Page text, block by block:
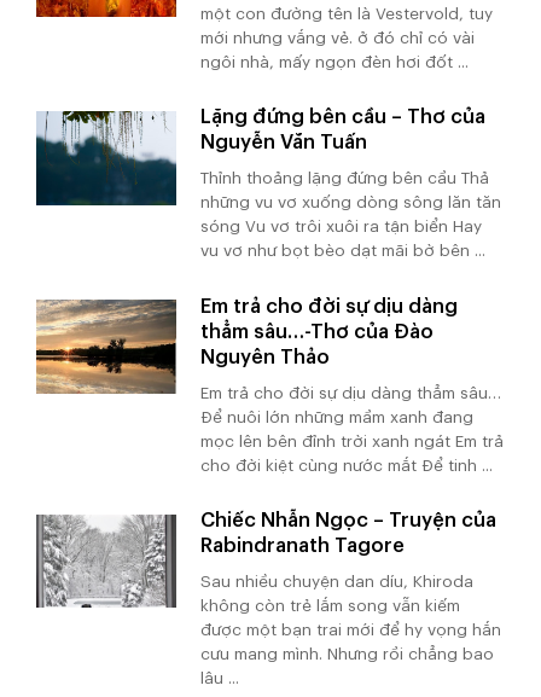
một con đường tên là Vestervold, tuy
mới nhưng vắng vẻ. ở đó chỉ có vài
ngôi nhà, mấy ngọn đèn hơi đốt ...
Lặng đứng bên cầu – Thơ của
Nguyễn Văn Tuấn
Thỉnh thoảng lặng đứng bên cầu Thả
những vu vơ xuống dòng sông lăn tăn
sóng Vu vơ trôi xuôi ra tận biển Hay
vu vơ như bọt bèo dạt mãi bờ bên ...
Em trả cho đời sự dịu dàng
thẳm sâu…-Thơ của Đào
Nguyên Thảo
Em trả cho đời sự dịu dàng thẳm sâu…
Để nuôi lớn những mầm xanh đang
mọc lên bên đỉnh trời xanh ngát Em trả
cho đời kiệt cùng nước mắt Để tinh ...
Chiếc Nhẫn Ngọc – Truyện của
Rabindranath Tagore
Sau nhiều chuyện dan díu, Khiroda
không còn trẻ lắm song vẫn kiếm
được một bạn trai mới để hy vọng hắn
cưu mang mình. Nhưng rồi chẳng bao
lâu ...